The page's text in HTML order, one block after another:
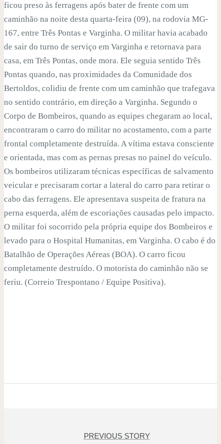
ficou preso às ferragens após bater de frente com um
caminhão na noite desta quarta-feira (09), na rodovia MG-
167, entre Três Pontas e Varginha. O militar havia acabado
de sair do turno de serviço em Varginha e retornava para
casa, em Três Pontas, onde mora. Ele seguia sentido Três
Pontas quando, nas proximidades da Comunidade dos
Bertoldos, colidiu de frente com um caminhão que trafegava
no sentido contrário, em direção a Varginha. Segundo o
Corpo de Bombeiros, quando as equipes chegaram ao local,
encontraram o carro do militar no acostamento, com a parte
frontal completamente destruída. A vítima estava consciente
e orientada, mas com as pernas presas no painel do veículo.
Os bombeiros utilizaram técnicas específicas de salvamento
veicular e precisaram cortar a lateral do carro para retirar o
cabo das ferragens. Ele apresentava suspeita de fratura na
perna esquerda, além de escoriações causadas pelo impacto.
O militar foi socorrido pela própria equipe dos Bombeiros e
levado para o Hospital Humanitas, em Varginha. O cabo é do
Batalhão de Operações Aéreas (BOA). O carro ficou
completamente destruído. O motorista do caminhão não se
feriu. (Correio Trespontano / Equipe Positiva).
PREVIOUS STORY